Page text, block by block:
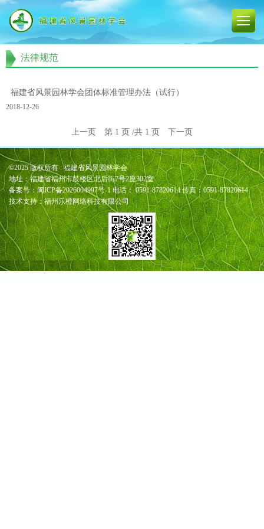
法律规范
福建省风景园林学会团体标准管理办法（试行）
2018-12-26
上一页 第 1 页 /共 1 页 下一页
©2025 版权所有 : 福建省风景园林学会
地址：福建省福州市鼓楼区北后街7号2座302室
备案号：闽ICP备2026004997号-1 电话： 0591-87820614 传真：0591-87820614
技术支持：福州乐橙网络科技有限公司